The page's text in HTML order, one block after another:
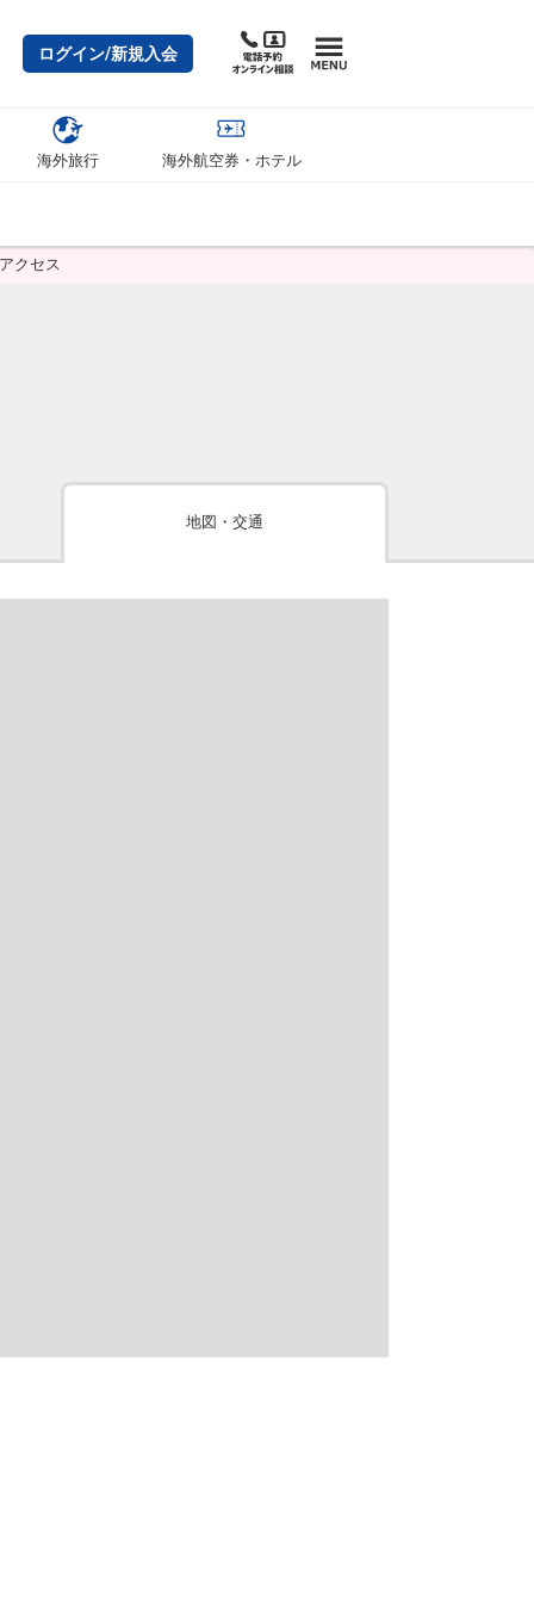
ログイン/新規入会
海外旅行 海外航空券・ホテル
クセス
地図・交通